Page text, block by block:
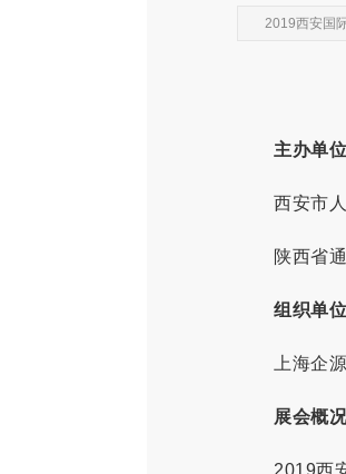
2019西安国
主办单位
西安市人
陕西省通
组织单位
上海企源
展会概况
2019西安